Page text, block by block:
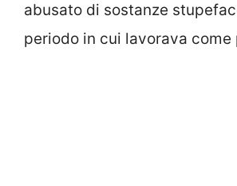
abusato di sostanze
periodo in cui lavorava